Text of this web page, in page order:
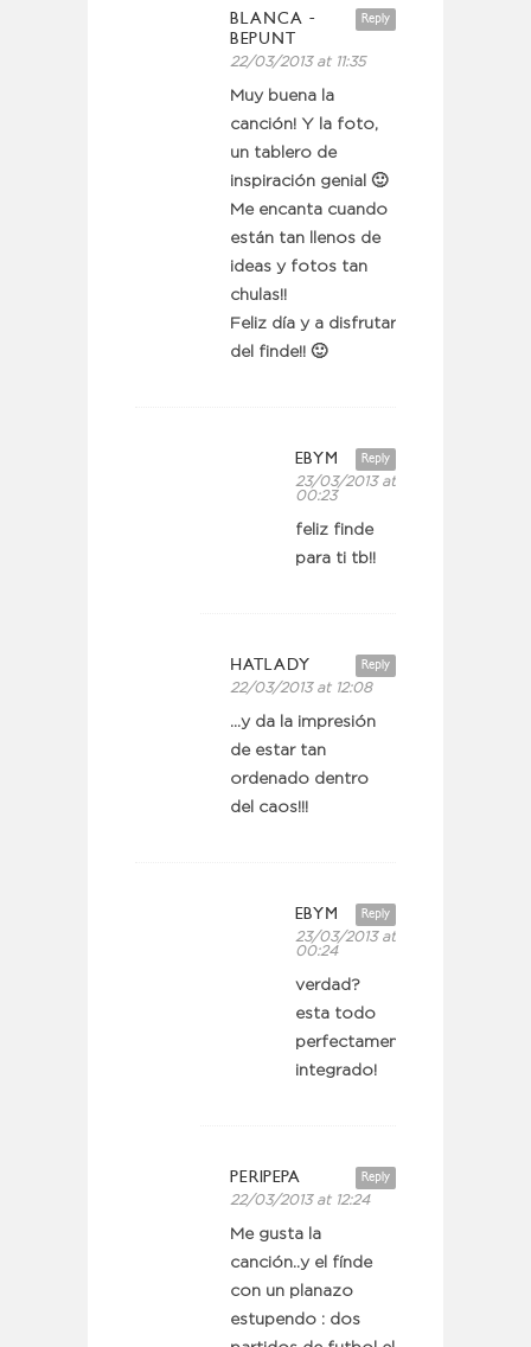
Reply
BLANCA -
BEPUNT
22/03/2013 at 11:35
Muy buena la
canción! Y la foto,
un tablero de
inspiración genial 🙂
Me encanta cuando
están tan llenos de
ideas y fotos tan
chulas!!
Feliz día y a disfrutar
del finde!! 🙂
Reply
EBYM
23/03/2013 at
00:23
feliz finde
para ti tb!!
Reply
HATLADY
22/03/2013 at 12:08
…y da la impresión
de estar tan
ordenado dentro
del caos!!!
Reply
EBYM
23/03/2013 at
00:24
verdad?
esta todo
perfectamente
integrado!
Reply
PERIPEPA
22/03/2013 at 12:24
Me gusta la
canción..y el fínde
con un planazo
estupendo : dos